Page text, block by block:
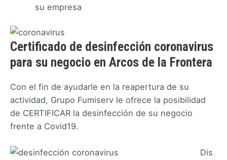
su empresa
Certificado de desinfección coronavirus
para su negocio en Arcos de la Frontera
Con el fin de ayudarle en la reapertura de su
actividad, Grupo Fumiserv le ofrece la posibilidad
de CERTIFICAR la desinfección de su negocio
frente a Covid19.
Dis